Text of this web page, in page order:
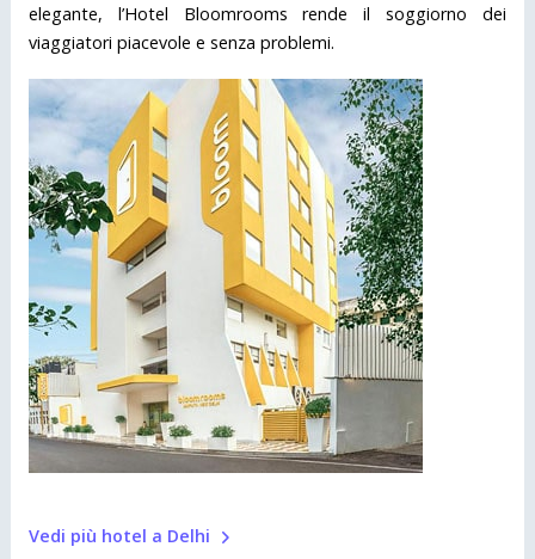
elegante, l’Hotel Bloomrooms rende il soggiorno dei
viaggiatori piacevole e senza problemi.
Vedi più hotel a Delhi